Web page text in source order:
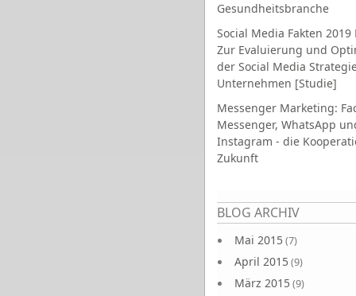
Gesundheitsbranche
Social Media Fakten 2019
Zur Evaluierung und
der Social Media
Unternehmen [Studie]
Messenger Marketing:
Messenger, WhatsApp
Instagram - die
Zukunft
BLOG ARCHIV
Mai 2015(7)
April 2015(9)
März 2015(9)
Seiten